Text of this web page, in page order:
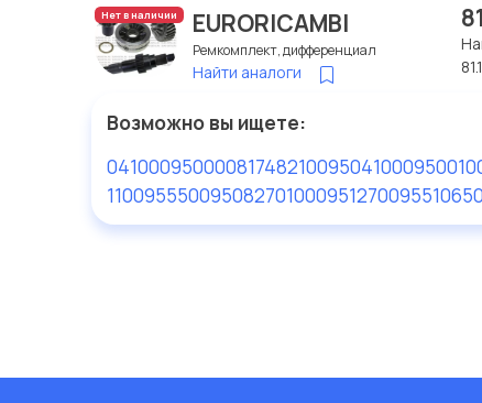
Нет в наличии EURORICAMBI
Ремкомплект, дифференциал
Найти аналоги
Возможно вы ищете:
04100095000081748210095041000950010
110095550095082701000951270095